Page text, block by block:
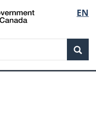
de
la
EN